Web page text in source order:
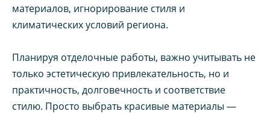
материалов, игнорирование стиля и
климатических условий региона.
Планируя отделочные работы, важно учитывать не
только эстетическую привлекательность, но и
практичность, долговечность и соответствие
стилю. Просто выбрать красивые материалы —